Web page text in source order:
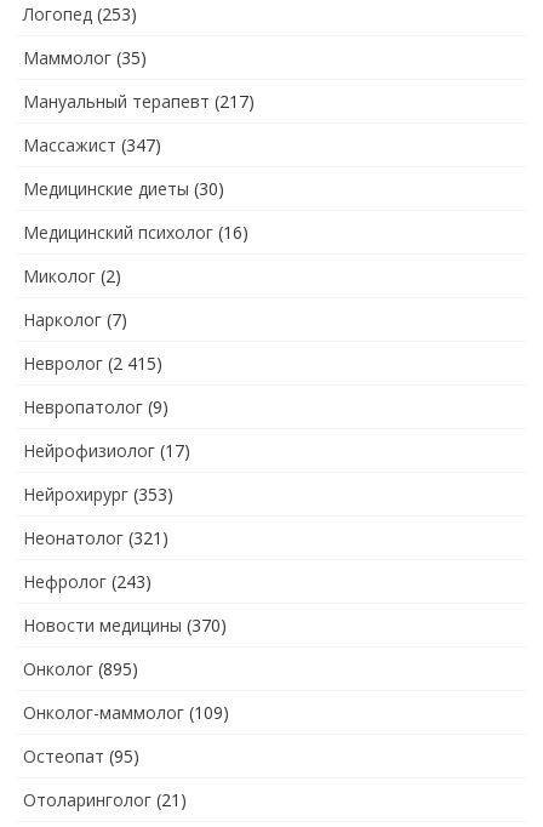
Логопед (253)
Маммолог (35)
Мануальный терапевт (217)
Массажист (347)
Медицинские диеты (30)
Медицинский психолог (16)
Миколог (2)
Нарколог (7)
Невролог (2 415)
Невропатолог (9)
Нейрофизиолог (17)
Нейрохирург (353)
Неонатолог (321)
Нефролог (243)
Новости медицины (370)
Онколог (895)
Онколог-маммолог (109)
Остеопат (95)
Отоларинголог (21)